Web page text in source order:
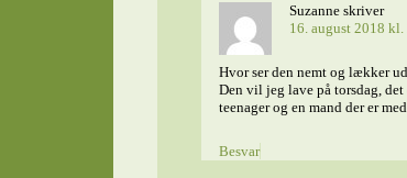
Suzanne skriver
16. august 2018
Hvor ser den nemt og lækker
Den vil jeg lave på torsdag,
teenager og en mand der er
Besvar